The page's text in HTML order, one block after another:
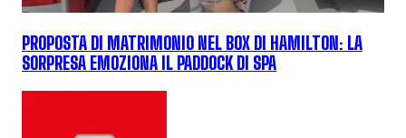
PROPOSTA DI MATRIMONIO NEL BOX DI HAMILTON: LA
SORPRESA EMOZIONA IL PADDOCK DI SPA